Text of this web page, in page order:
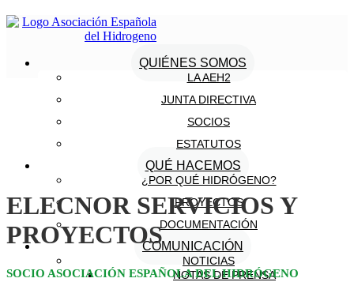
QUIÉNES SOMOS
LA AEH2
JUNTA DIRECTIVA
SOCIOS
ESTATUTOS
QUÉ HACEMOS
¿POR QUÉ HIDRÓGENO?
PROYECTOS
DOCUMENTACIÓN
COMUNICACIÓN
NOTICIAS
NOTAS DE PRENSA
ELECNOR SERVICIOS Y
PROYECTOS
SOCIO ASOCIACIÓN ESPAÑOLA DEL HIDRÓGENO